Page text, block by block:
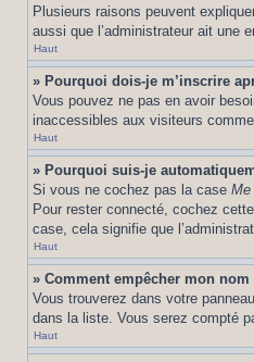
Plusieurs raisons peuvent
aussi que l’administrateur ait une
Haut
» Pourquoi dois-je m’inscrire
Vous pouvez ne pas en avoir
inaccessibles aux visiteurs
Haut
» Pourquoi suis-je
Si vous ne cochez pas la case Me
Pour rester connecté, cochez
case, cela signifie que
Haut
» Comment empêcher mon
Vous trouverez dans votre
dans la liste. Vous serez compté
Haut